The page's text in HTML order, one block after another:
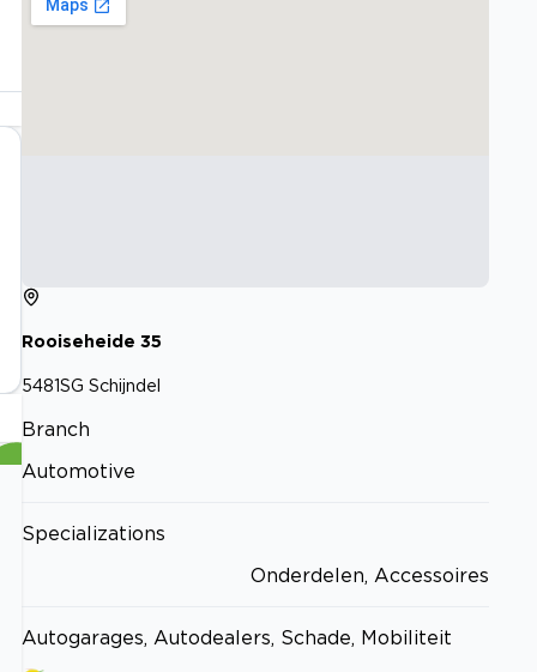
Rooiseheide 35
5481SG Schijndel
Branch
Automotive
Specializations
Onderdelen, Accessoires
Autogarages, Autodealers, Schade, Mobiliteit